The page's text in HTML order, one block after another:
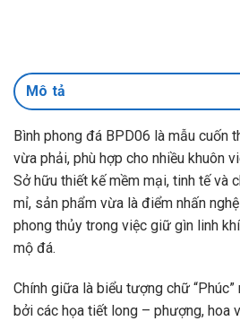
Mô tả
Bình phong đá BPD06 là mẫu cuốn
vừa phải, phù hợp cho nhiều khuôn
Sở hữu thiết kế mềm mại, tinh tế và
mỉ, sản phẩm vừa là điểm nhấn
phong thủy trong việc giữ gìn linh
mộ đá.
Chính giữa là biểu tượng chữ
bởi các họa tiết long – phượng, hoa